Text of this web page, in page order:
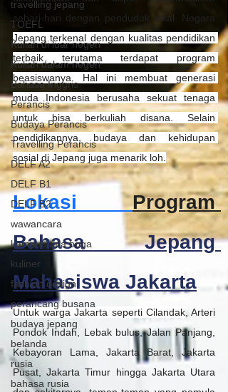
travelling jepang
TOEFL
Kuliah di luar negeri
Kuliah dalam negeri
Bahasa Inggris
Perancis
Budaya Perancis
Travelling Perancis
DELF A2
DELF B1
DELF B2
wawancara
kampus tata boga
kuliner
fashion design
perancang busana
budaya jepang
belanda
rusia
bahasa rusia
Jepang terkenal dengan kualitas pendidikan
terbaik terutama terdapat program
beasiswanya. Hal ini membuat generasi
muda Indonesia berusaha sekuat tenaga
untuk bisa berkuliah disana. Selain
pendidikannya, budaya dan kehidupan
sosial di Jepang juga menarik loh.
Lokasi
Program
Bahasa Jepang
Mahasiswa Jakarta
Untuk warga Jakarta seperti Cilandak, Arteri
Pondok Indah, Lebak bulus, Jalan Panjang,
Kebayoran Lama, Jakarta Barat, Jakarta
Pusat, Jakarta Timur hingga Jakarta Utara